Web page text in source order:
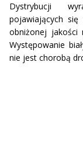
Dystrybucji
pojawiających
obniżonej jakości
Występowanie
nie jest chorobą